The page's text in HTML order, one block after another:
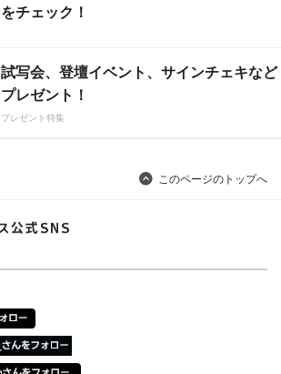
をチェック！
試写会、登壇イベント、サインチェキなど
プレゼント！
プレゼント特集
このページのトップへ